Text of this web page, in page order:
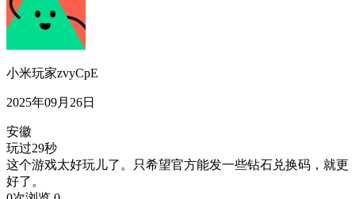
小米玩家zvyCpE
2025年09月26日
安徽
玩过29秒
这个游戏太好玩儿了。只希望官方能发一些钻石兑换码，就更
好了。